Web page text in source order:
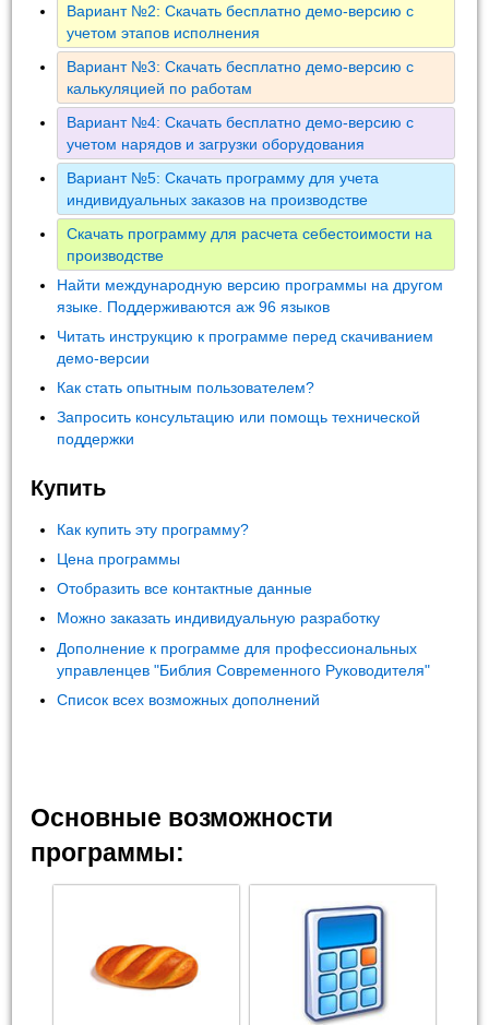
Вариант №2: Скачать бесплатно демо-версию с
учетом этапов исполнения
Вариант №3: Скачать бесплатно демо-версию с
калькуляцией по работам
Вариант №4: Скачать бесплатно демо-версию с
учетом нарядов и загрузки оборудования
Вариант №5: Скачать программу для учета
индивидуальных заказов на производстве
Скачать программу для расчета себестоимости на
производстве
Найти международную версию программы на другом
языке. Поддерживаются аж 96 языков
Читать инструкцию к программе перед скачиванием
демо-версии
Как стать опытным пользователем?
Запросить консультацию или помощь технической
поддержки
Купить
Как купить эту программу?
Цена программы
Отобразить все контактные данные
Можно заказать индивидуальную разработку
Дополнение к программе для профессиональных
управленцев "Библия Современного Руководителя"
Список всех возможных дополнений
Основные возможности
программы: